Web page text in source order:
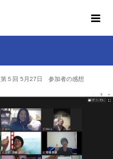
第５回 5月27日 参加者の感想